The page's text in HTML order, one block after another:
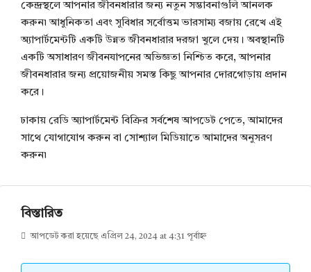
কেন্দ্রস্থলে আপনার জীবনধারার জন্য নতুন সম্ভাবনাগুলি আনলক
করুন৷ আধুনিকতা এবং সুবিধার সর্বোত্তম ভারসাম্য বজায় রেখে এই
অ্যাপার্টমেন্টটি একটি উন্নত জীবনধারার দরজা খুলে দেয়। অবস্থানটি
একটি অসাধারণ জীবনযাপনের অভিজ্ঞতা নিশ্চিত করে, আপনার
জীবনধারার জন্য প্রয়োজনীয় সমস্ত কিছু আপনার দোরগোড়ায় প্রদান
করে।
ঢাকায় রেডি অ্যাপার্টমেন্ট বিক্রির সর্বশেষ আপডেট পেতে, আমাদের
সাথে যোগাযোগ করুন বা সোশ্যাল মিডিয়াতে আমাদের অনুসরণ
করুন৷
বিস্তারিত
আপডেট করা হয়েছে এপ্রিল 24, 2024 at 4:31 পূর্বাহ্ন